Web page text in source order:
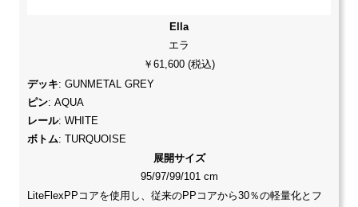
Ella
エラ
￥61,600 (税込)
デッキ: GUNMETAL GREY
ピン: AQUA
レール: WHITE
ボトム: TURQUOISE
展開サイズ
95/97/99/101 cm
LiteFlexPPコアを使用し、従来のPPコアから30％の軽量化とフ